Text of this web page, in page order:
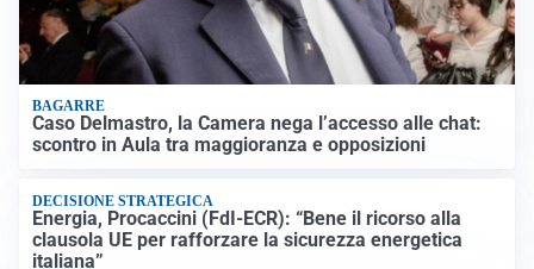
BAGARRE
Caso Delmastro, la Camera nega l’accesso alle chat:
scontro in Aula tra maggioranza e opposizioni
DECISIONE STRATEGICA
Energia, Procaccini (FdI-ECR): “Bene il ricorso alla
clausola UE per rafforzare la sicurezza energetica
italiana”